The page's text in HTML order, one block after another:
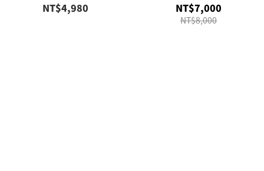
NT$4,980 NT$7,000
NT$8,000